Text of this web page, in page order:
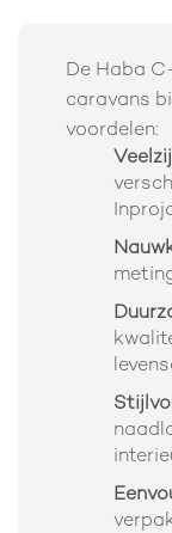
De Haba
caravans
voordelen: